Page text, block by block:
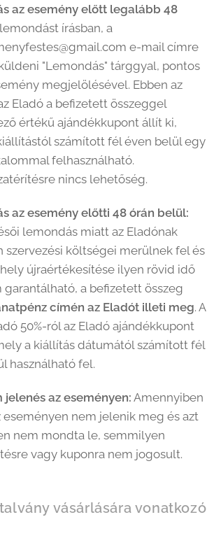
az esemény előtt legalább 48
írásban, a
e-mail címre
"Lemondás" tárggyal, pontos
megjelölésével. Ebben az
Eladó a befizetett összeggel
értékű ajándékkupont állít ki,
számított fél éven belül egy
felhasználható.
nincs lehetőség.
az esemény előtti 48 órán belül:
lemondás miatt az Eladónak
szervezési költségei merülnek fel és
újraértékesítése ilyen rövid idő
garantálható, a befizetett összeg
címén az Eladót illeti meg. A
50%-ról az Eladó ajándékkupont
a kiállítás dátumától számított fél
használható fel.
jelenés az eseményen: Amennyiben
eseményen nem jelenik meg és azt
nem mondta le, semmilyen
vagy kuponra nem jogosult.
vásárlására vonatkozó